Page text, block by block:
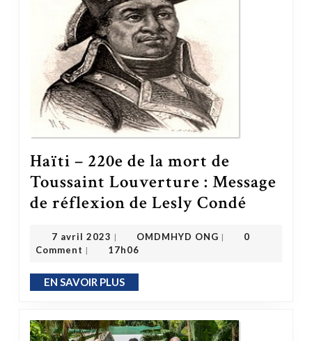
Haïti – 220e de la mort de
Toussaint Louverture : Message
de réflexion de Lesly Condé
7 avril 2023 7 avril 2023
| OMDMHYD ONG |
0
Comment | 17h06
EN SAVOIR PLUSEN SAVOIR PLUS